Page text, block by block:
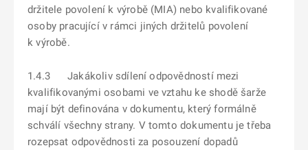
držitele povolení k výrobě (MIA) nebo kvalifikované
osoby pracující v rámci jiných držitelů povolení
k výrobě.
1.4.3 Jakákoliv sdílení odpovědností mezi
kvalifikovanými osobami ve vztahu ke shodě šarže
mají být definována v dokumentu, který formálně
schválí všechny strany. V tomto dokumentu je třeba
rozepsat odpovědnosti za posouzení dopadů